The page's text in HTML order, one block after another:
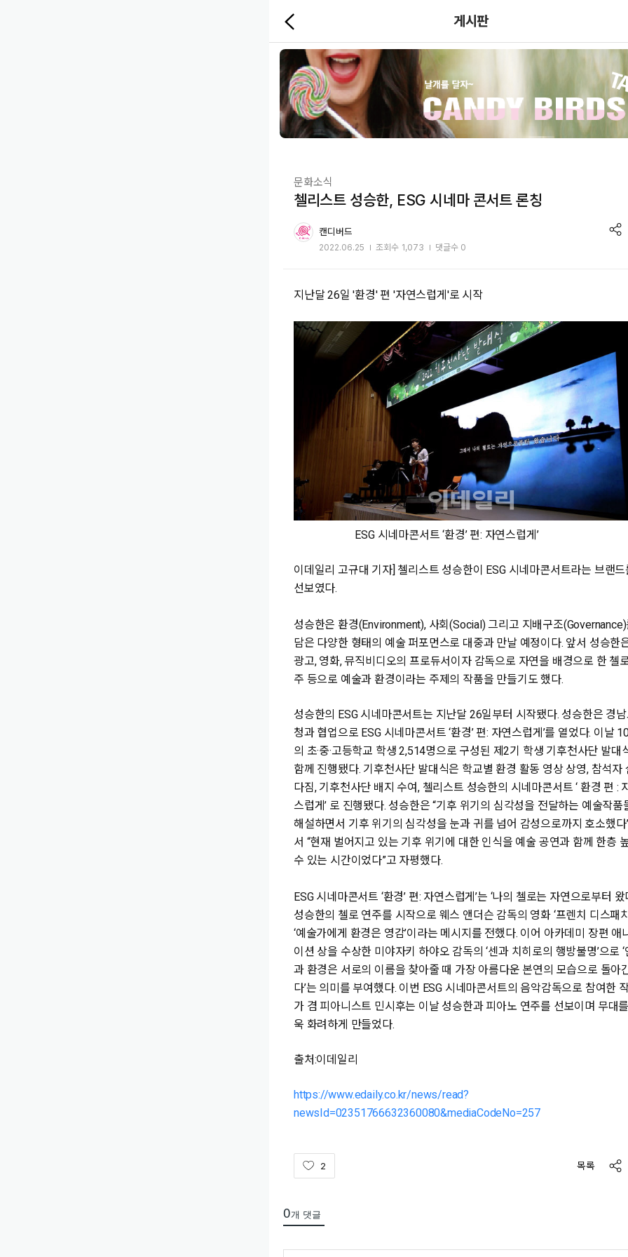
뒤
로
가
기
버
튼
게시판
광
고
영
역
문화소식
첼리스트 성승한, ESG 시네마 콘서트 론칭
캔디버드
2022.06.25 조회수 1,073 댓글수 0
지난달 26일 '환경' 편 '자연스럽게'로 시작
ESG 시네마콘서트 ‘환경’ 편: 자연스럽게’
이데일리 고규대 기자] 첼리스트 성승한이 ESG 시네마콘서트라는 브랜드
선보였다.
성승한은 환경(Environment), 사회(Social) 그리고 지배구조
담은 다양한 형태의 예술 퍼포먼스로 대중과 만날 예정이다. 앞서 성승한
광고, 영화, 뮤직비디오의 프로듀서이자 감독으로 자연을 배경으로 한 첼
주 등으로 예술과 환경이라는 주제의 작품을 만들기도 했다.
성승한의 ESG 시네마콘서트는 지난달 26일부터 시작됐다. 성승한은 경
청과 협업으로 ESG 시네마콘서트 ‘환경’ 편: 자연스럽게’를 열었다. 이날
의 초·중·고등학교 학생 2,514명으로 구성된 제2기 학생 기후천사단 발대
함께 진행됐다. 기후천사단 발대식은 학교별 환경 활동 영상 상영, 참석자
다짐, 기후천사단 배지 수여, 첼리스트 성승한의 시네마콘서트 ‘ 환경 편 :
스럽게’ 로 진행됐다. 성승한은 “기후 위기의 심각성을 전달하는 예술작품
해설하면서 기후 위기의 심각성을 눈과 귀를 넘어 감성으로까지 호소했다
서 “현재 벌어지고 있는 기후 위기에 대한 인식을 예술 공연과 함께 한층
수 있는 시간이었다”고 자평했다.
ESG 시네마콘서트 ‘환경’ 편: 자연스럽게’는 ‘나의 첼로는 자연으로부터 왔
성승한의 첼로 연주를 시작으로 웨스 앤더슨 감독의 영화 ‘프렌치 디스패
‘예술가에게 환경은 영감’이라는 메시지를 전했다. 이어 아카데미 장편 애
이션 상을 수상한 미야자키 하야오 감독의 ‘센과 치히로의 행방불명’으로 ‘
과 환경은 서로의 이름을 찾아줄 때 가장 아름다운 본연의 모습으로 돌아
다’는 의미를 부여했다. 이번 ESG 시네마콘서트의 음악감독으로 참여한
가 겸 피아니스트 민시후는 이날 성승한과 피아노 연주를 선보이며 무대
욱 화려하게 만들었다.
출처:이데일리
https://www.edaily.co.kr/news/read?
newsId=02351766632360080&mediaCodeNo=257
2 목록
0개 댓글